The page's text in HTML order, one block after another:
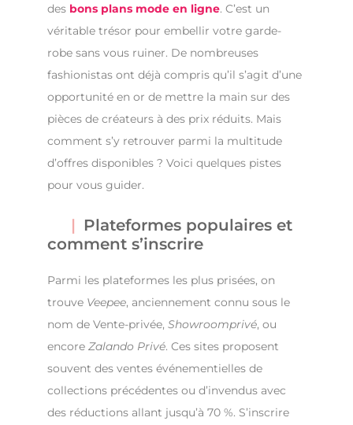
des bons plans mode en ligne. C’est un
véritable trésor pour embellir votre garde-
robe sans vous ruiner. De nombreuses
fashionistas ont déjà compris qu’il s’agit d’une
opportunité en or de mettre la main sur des
pièces de créateurs à des prix réduits. Mais
comment s’y retrouver parmi la multitude
d’offres disponibles ? Voici quelques pistes
pour vous guider.
Plateformes populaires et
comment s’inscrire
Parmi les plateformes les plus prisées, on
trouve Veepee, anciennement connu sous le
nom de Vente-privée, Showroomprivé, ou
encore Zalando Privé. Ces sites proposent
souvent des ventes événementielles de
collections précédentes ou d’invendus avec
des réductions allant jusqu’à 70 %. S’inscrire